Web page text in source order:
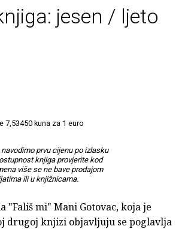
jesen / ljeto
7,53450 kuna za 1 euro
prvu cijenu po izlasku
knjiga provjerite kod
više se ne bave prodajom
ili u knjižnicama.
mi" Mani Gotovac, koja je
drugoj knjizi objavljuju se poglavlja